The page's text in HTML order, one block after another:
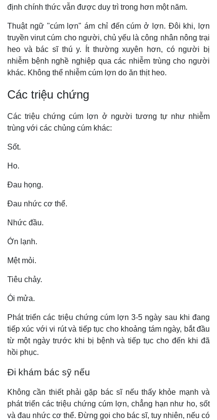
định chính thức vẫn được duy trì trong hơn một năm.
Thuật ngữ "cúm lợn" ám chỉ đến cúm ở lợn. Đôi khi, lợn
truyền virut cúm cho người, chủ yếu là công nhân nông trại
heo và bác sĩ thú y. Ít thường xuyên hơn, có người bị
nhiễm bệnh nghề nghiệp qua các nhiễm trùng cho người
khác. Không thể nhiễm cúm lợn do ăn thịt heo.
Các triệu chứng
Các triệu chứng cúm lợn ở người tương tự như nhiễm
trùng với các chủng cúm khác:
Sốt.
Ho.
Đau họng.
Đau nhức cơ thể.
Nhức đầu.
Ớn lạnh.
Mệt mỏi.
Tiêu chảy.
Ói mửa.
Phát triển các triệu chứng cúm lợn 3-5 ngày sau khi đang
tiếp xúc với vi rút và tiếp tục cho khoảng tám ngày, bắt đầu
từ một ngày trước khi bị bệnh và tiếp tục cho đến khi đã
hồi phục.
Đi khám bác sỹ nếu
Không cần thiết phải gặp bác sĩ nếu thấy khỏe mạnh và
phát triển các triệu chứng cúm lợn, chẳng hạn như ho, sốt
và đau nhức cơ thể. Đừng gọi cho bác sĩ, tuy nhiên, nếu có